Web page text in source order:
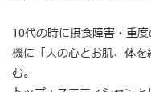
10代の時に摂食障害・重
機に「人の心とお肌、体
む。